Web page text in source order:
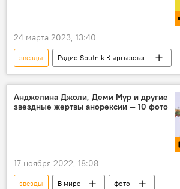
24 марта 2023, 13:40
звезды
Радио Sputnik Кыргызстан
соцсети
блогер
образование
Анджелина Джоли, Деми Мур и другие
звездные жертвы анорексии — 10 фото
17 ноября 2022, 18:08
звезды В мире
фото